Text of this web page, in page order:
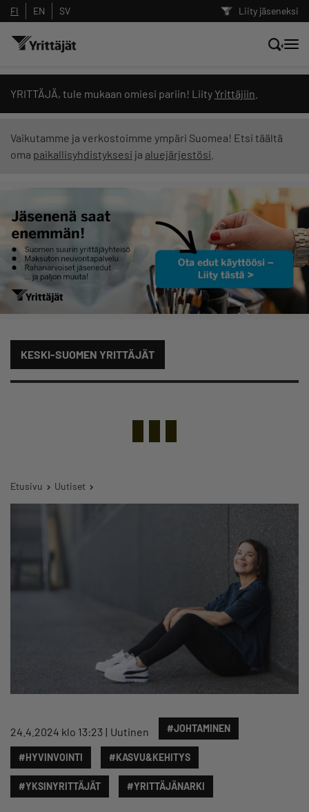
Liity jäseneksi
FI EN SV
YRITTÄJÄ, tule mukaan omiesi pariin! Liity Yrittäjiin
Vaikutamme ja verkostoimme ympäri Suomea! Etsi täältä
oma paikallisyhdistyksesi ja aluejärjestösi
KESKI-SUOMEN YRITTÄJÄT
Etusivu Uutiset
24.4.2024 klo 13:23 Uutinen #JOHTAMINEN
#HYVINVOINTI #KASVU&KEHITYS
#YKSINYRITTÄJÄT #YRITTÄJÄNARKI
Hae sivustolta tai kysy suoraan
Yrittäjien tekoälyltä
Suodata hakutuloksia: näytä kaikki sisältö